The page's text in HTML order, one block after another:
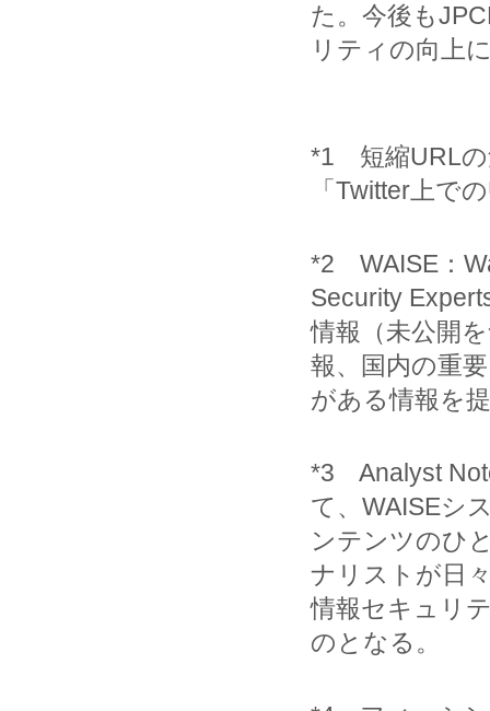
た。今後も
リティの向上
*1 短縮URLの
「Twitter上で
*2 WAISE：
Security
情報（未公開
報、国内の重
がある情報を
*3 Analyst
て、WAISEシ
ンテンツのひ
ナリストが日
情報セキュリ
のとなる。